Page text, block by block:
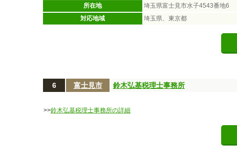
所在地
埼玉県富士見市水子4543番地6
対応地域
埼玉県、東京都
6 富士見市 鈴木弘基税理士事務所
>>鈴木弘基税理士事務所の詳細